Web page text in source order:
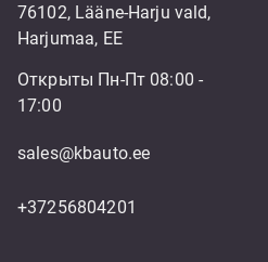
76102, Lääne-Harju vald,
Harjumaa, EE
Открыты Пн-Пт 08:00 -
17:00
sales@kbauto.ee
+37256804201